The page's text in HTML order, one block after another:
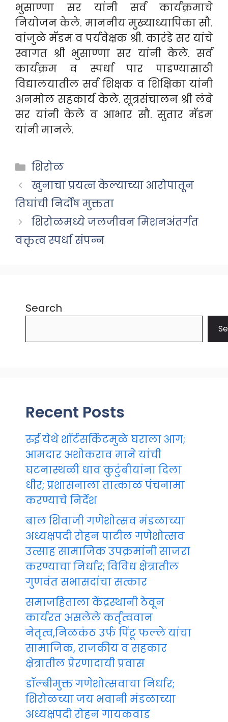
भुसाण्णा सर यांनी सर्व कार्यक्रमाचे
नियोजन केले. माननीय मुख्याध्यापिका सौ.
वांजुळे मॅडम व पर्यवेक्षक श्री. कारंडे सर यांचे
स्वागत श्री भुसाण्णा सर यांनी केले. सर्व
कार्यक्रम व स्पर्धा पार पाडण्यासाठी
विद्यालयातील सर्व शिक्षक व शिक्षिका यांनी
अनमोल सहकार्य केले. सूत्रसंचालन श्री लंबे
सर यांनी केले व आभार सौ. सुतार मॅडम
यांनी मानले.
Categories
शिरोळ
खुनाचा प्रयत्न केल्याच्या आरोपातून
तिघांची निर्दोष मुक्तता
शिरोळमध्ये जलजीवन मिशनअंतर्गत
वक्तृत्व स्पर्धा संपन्न
Search
Recent Posts
रुई येथे शॉर्टसर्किटमुळे घराला आग;
आमदार अशोकराव माने यांची
घटनास्थळी धाव कुटुंबीयांना दिला
धीर; प्रशासनाला तात्काळ पंचनामा
करण्याचे निर्देश
बाल शिवाजी गणेशोत्सव मंडळाच्या
अध्यक्षपदी रोहन पाटील गणेशोत्सव
उत्साह सामाजिक उपक्रमांनी साजरा
करण्याचा निर्धार; विविध क्षेत्रातील
गुणवंत सभासदांचा सत्कार
समाजहिताला केंद्रस्थानी ठेवून
कार्यरत असलेले कर्तृत्ववान
नेतृत्व,निळकंठ उर्फ पिंटू फल्ले यांचा
सामाजिक, राजकीय व सहकार
क्षेत्रातील प्रेरणादायी प्रवास
डॉल्बीमुक्त गणेशोत्सवाचा निर्धार;
शिरोळच्या जय भवानी मंडळाच्या
अध्यक्षपदी रोहन गायकवाड